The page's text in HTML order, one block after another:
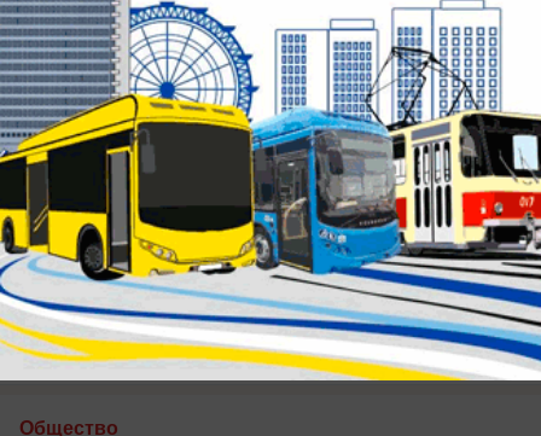
сегодня в 08:24 1
Общество